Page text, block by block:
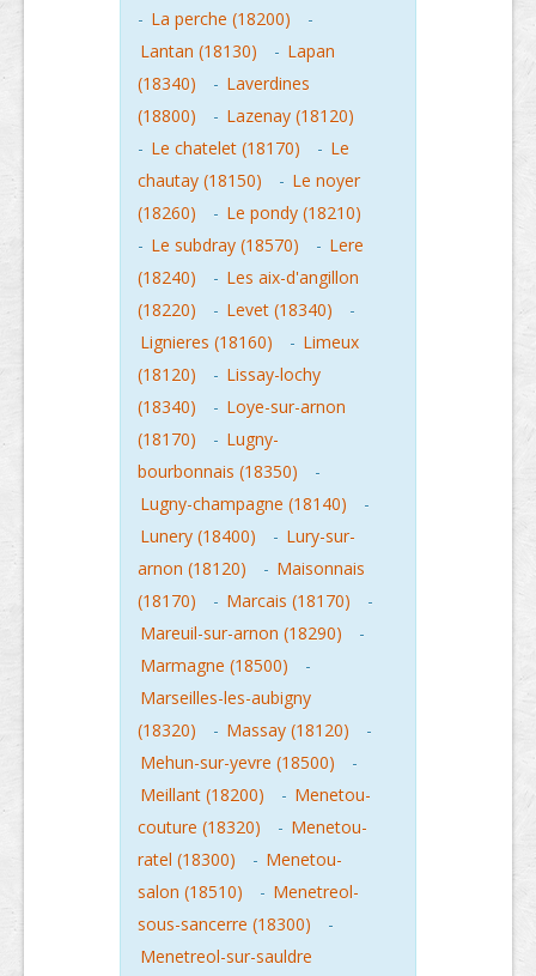
- La perche (18200)
-
Lantan (18130)
- Lapan
(18340)
- Laverdines
(18800)
- Lazenay (18120)
- Le chatelet (18170) - Le
chautay (18150)
- Le noyer
(18260)
- Le pondy (18210)
- Le subdray (18570) - Lere
(18240)
- Les aix-d'angillon
(18220)
- Levet (18340)
-
Lignieres (18160)
- Limeux
(18120)
- Lissay-lochy
(18340)
- Loye-sur-arnon
(18170)
- Lugny-
bourbonnais (18350)
-
Lugny-champagne (18140)
-
Lunery (18400)
- Lury-sur-
arnon (18120)
- Maisonnais
(18170)
- Marcais (18170)
-
Mareuil-sur-arnon (18290)
-
Marmagne (18500)
-
Marseilles-les-aubigny
(18320)
- Massay (18120)
-
Mehun-sur-yevre (18500)
-
Meillant (18200)
- Menetou-
couture (18320)
- Menetou-
ratel (18300)
- Menetou-
salon (18510)
- Menetreol-
sous-sancerre (18300)
-
Menetreol-sur-sauldre